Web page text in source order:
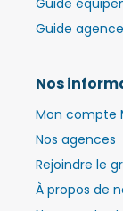
Guide
Guide
Nos
Mon compte
Nos agences
Rejoindre le
À propos de